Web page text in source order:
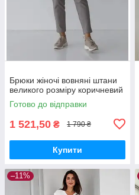
Брюки жіночі вовняні штани
великого розміру коричневий
Готово до відправки
1 521,50 ₴ 1 790 ₴
Купити
–11%